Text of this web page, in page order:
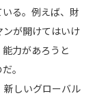
る。例えば、財
が開けてはいけ
力があろうと
。
しいグローバル